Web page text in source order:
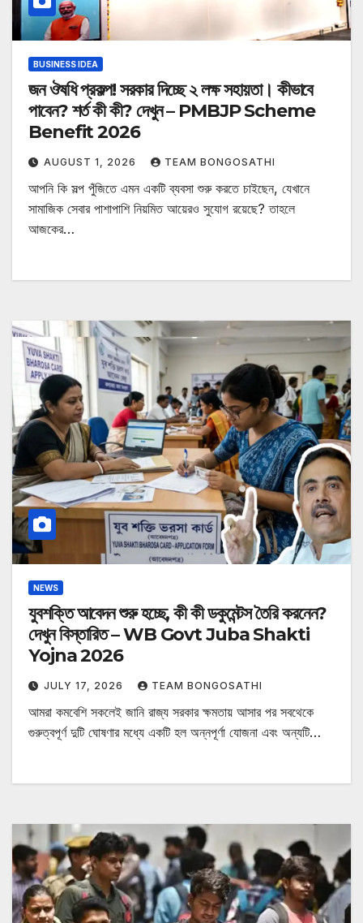
BUSINESS IDEA
জন ঔষধি প্রকল্প! সরকার দিচ্ছে ২ লক্ষ সহায়তা। কীভাবে
পাবেন? শর্ত কী কী? দেখুন – PMBJP Scheme
Benefit 2026
AUGUST 1, 2026 TEAM BONGOSATHI
আপনি কি সল্প পুঁজিতে এমন একটি ব্যবসা শুরু করতে চাইছেন, যেখানে
সামাজিক সেবার পাশাপাশি নিয়মিত আয়েরও সুযোগ রয়েছে? তাহলে
আজকের…
NEWS
যুবশক্তি আবেদন শুরু হচ্ছে, কী কী ডকুমেন্টস তৈরি করনেন?
দেখুন বিস্তারিত – WB Govt Juba Shakti
Yojna 2026
JULY 17, 2026 TEAM BONGOSATHI
আমরা কমবেশি সকলেই জানি রাজ্য সরকার ক্ষমতায় আসার পর সবথেকে
গুরুত্বপূর্ণ দুটি ঘোষণার মধ্যে একটি হল অন্নপূর্ণা যোজনা এবং অন্যটি…